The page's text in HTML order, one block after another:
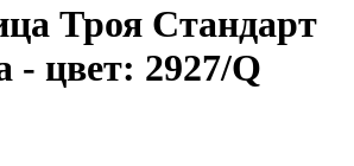
Троя Стандарт
- цвет: 2927/Q